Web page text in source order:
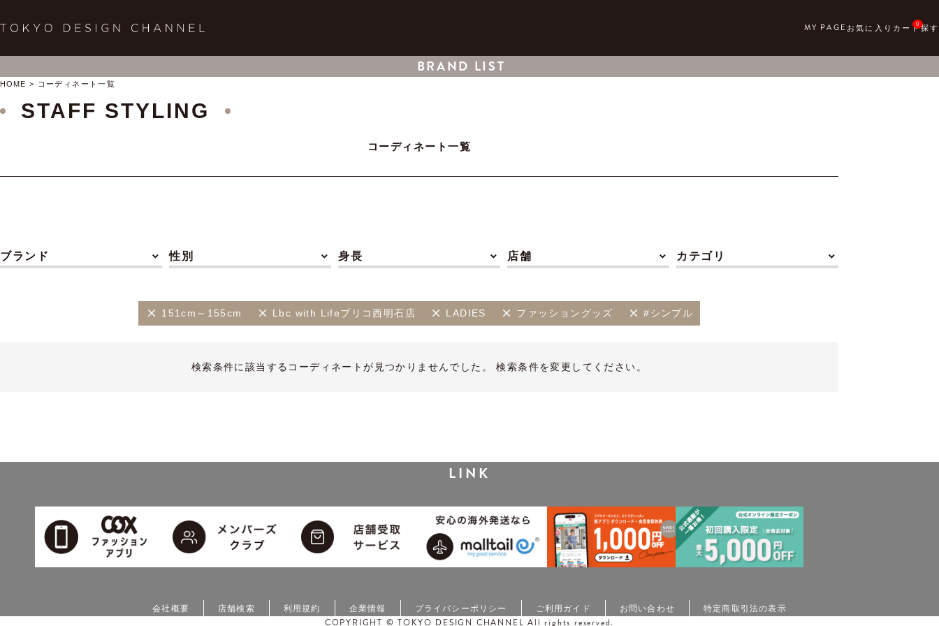
0
BRAND LIST
HOME コーディネート一覧
STAFF STYLING
コーディネート一覧
ブランド 性別 身長 店舗 カテゴリ
151cm～155cm Lbc with Lifeプリコ西明石店 LADIES ファッショングッズ #シンプル
検索条件に該当するコーディネートが見つかりませんでした。 検索条件を変更してください。
LINK
会社概要 店舗検索 利用規約 企業情報 プライバシーポリシー ご利用ガイド お問い合わせ 特定商取引法の表示
COPYRIGHT © TOKYO DESIGN CHANNEL All rights reserved.